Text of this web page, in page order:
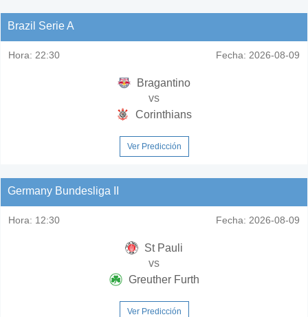
Brazil Serie A
Hora: 22:30 Fecha: 2026-08-09
Bragantino
vs
Corinthians
Ver Predicción
Germany Bundesliga II
Hora: 12:30 Fecha: 2026-08-09
St Pauli
vs
Greuther Furth
Ver Predicción